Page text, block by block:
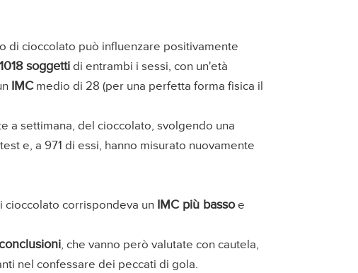
di cioccolato può influenzare positivamente
soggetti di entrambi i sessi, con un'età
IMCmedio di 28 (per una perfetta forma fisica il
a settimana, del cioccolato, svolgendo una
e, a 971 di essi, hanno misurato nuovamente
cioccolato corrispondeva un IMC più bassoe
, che vanno però valutate con cautela,
nel confessare dei peccati di gola.